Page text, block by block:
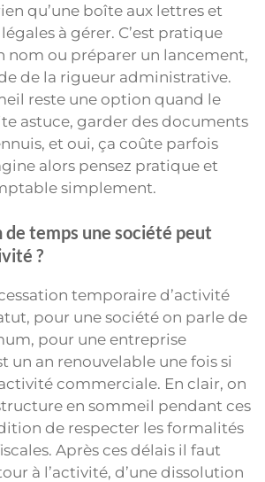
qu’une boîte aux lettres et
à gérer. C’est pratique
nom ou préparer un lancement,
de la rigueur administrative.
reste une option quand le
astuce, garder des documents
et oui, ça coûte parfois
alors pensez pratique et
simplement.
de temps une société peut
?
temporaire d’activité
pour une société on parle de
pour une entreprise
un an renouvelable une fois si
commerciale. En clair, on
en sommeil pendant ces
de respecter les formalités
Après ces délais il faut
à l’activité, d’une dissolution